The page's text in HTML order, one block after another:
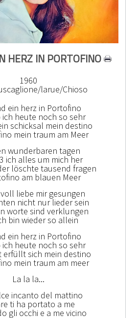
HERZ IN PORTOFINO
1960
larue/Chioso
ein herz in Portofino
ich heute noch so sehr
schicksal mein destino
mein traum am Meer
wunderbaren tagen
ich alles um mich her
löschte tausend fragen
am blauen Meer
liebe mir gesungen
nicht nur lieder sein
worte sind verklungen
bin wieder so allein
ein herz in Portofino
ich heute noch so sehr
erfüllt sich mein destino
mein traum am meer
La la la...
incanto del mattino
ti ha portato a me
gli occhi e a me vicino